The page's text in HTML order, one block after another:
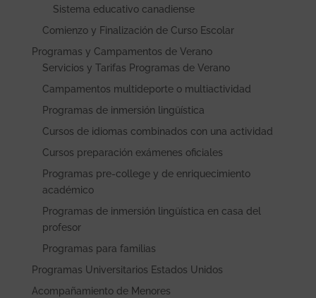
Sistema educativo canadiense
Comienzo y Finalización de Curso Escolar
Programas y Campamentos de Verano
Servicios y Tarifas Programas de Verano
Campamentos multideporte o multiactividad
Programas de inmersión lingüística
Cursos de idiomas combinados con una actividad
Cursos preparación exámenes oficiales
Programas pre-college y de enriquecimiento
académico
Programas de inmersión lingüística en casa del
profesor
Programas para familias
Programas Universitarios Estados Unidos
Acompañamiento de Menores